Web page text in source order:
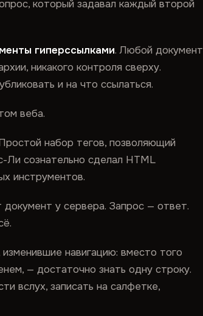
который задавал каждый второй
гиперссылками. Любой документ
никакого контроля сверху.
и на что ссылаться.
веба.
набор тегов, позволяющий
Ли сознательно сделал HTML
инструментов.
у сервера. Запрос — ответ.
навигацию: вместо того
— достаточно знать одну строку.
вслух, записать на салфетке,